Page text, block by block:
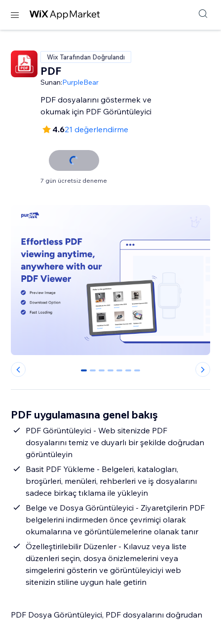
Wix Tarafından Doğrulandı
PDF
Sunan:PurpleBear
PDF dosyalarını göstermek ve
okumak için PDF Görüntüleyici
4.621 değerlendirme
7 gün ücretsiz deneme
0 1 2 3 4 5 6
PDF uygulamasına genel bakış
PDF Görüntüleyici - Web sitenizde PDF
dosyalarını temiz ve duyarlı bir şekilde doğrudan
görüntüleyin
Basit PDF Yükleme - Belgeleri, katalogları,
broşürleri, menüleri, rehberleri ve iş dosyalarını
sadece birkaç tıklama ile yükleyin
Belge ve Dosya Görüntüleyici - Ziyaretçilerin PDF
belgelerini indirmeden önce çevrimiçi olarak
okumalarına ve görüntülemelerine olanak tanır
Özelleştirilebilir Düzenler - Kılavuz veya liste
düzenleri seçin, dosya önizlemelerini veya
simgelerini gösterin ve görüntüleyiciyi web
sitenizin stiline uygun hale getirin
PDF Dosya Görüntüleyici, PDF dosyalarını doğrudan